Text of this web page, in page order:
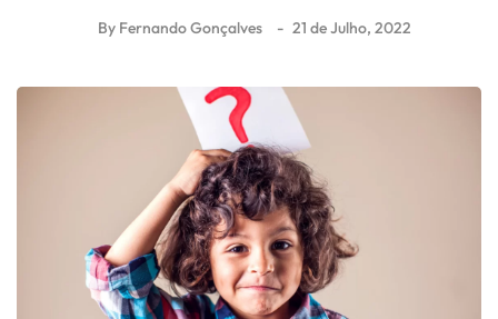
By Fernando Gonçalves 21 de Julho, 2022